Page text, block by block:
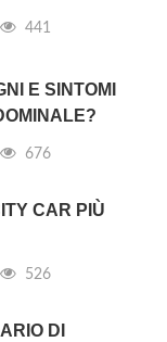
441
E SINTOMI
676
CAR PIÙ
526
DI